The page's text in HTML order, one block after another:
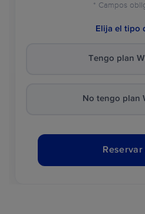
* Campos
Elija el tipo
Tengo plan
No tengo plan
Reservar